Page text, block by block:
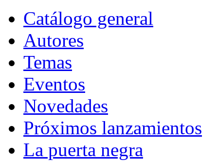
Catálogo general
Autores
Temas
Eventos
Novedades
Próximos lanzamientos
La puerta negra